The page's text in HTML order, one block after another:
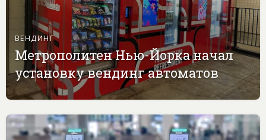
ВЕНДИНГ
Метрополитен Нью-Йорка начал
установку вендинг автоматов